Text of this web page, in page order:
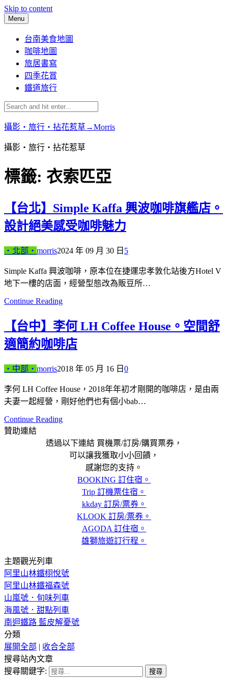
Skip to content
Menu
台南美食地圖
咖啡地圖
旅居書寫
四季花賞
鐵道旅行
攝影‧旅行‧拈花惹草→Morris
攝影‧旅行‧拈花惹草
標籤: 衣索匹亞
【台北】Simple Kaffa 興波咖啡旗艦店。
設計絕美感受咖啡魅力
‧北部‧ morris2024 年 09 月 30 日 5
Simple Kaffa 興波咖啡，原本位在捷運忠孝敦化站後方Hotel V
地下一樓的店面，經營型態改為販豆所…
Continue Reading
【台中】李何 LH Coffee House。空間舒
適簡約咖啡店
‧中部‧ morris2018 年 05 月 16 日 0
李何 LH Coffee House，2018年年初才剛開的咖啡店，是由兩
夫妻一起經營，剛好他們也有個小bab…
Continue Reading
贊助連結
透過以下連結 買機票/訂房/購買票券，
可以讓我獲取小小回饋，
感謝您的支持。
BOOKING 訂住宿。
Trip 訂機票住宿。
kkday 訂房/票券。
KLOOK 訂房/票券。
AGODA 訂住宿。
雄獅旅遊訂行程。
主題觀光列車
阿里山林鐵栩悅號
阿里山林鐵福森號
山嵐號．旬味列車
海風號．甜點列車
南迴鐵路 藍皮解憂號
分類
展開全部 | 收合全部
搜尋站內文章
搜尋關鍵字: